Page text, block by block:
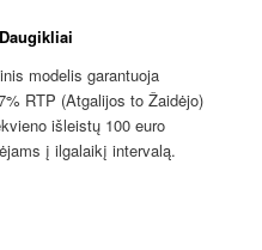
modelis garantuoja
RTP (Atgalijos to Žaidėjo)
išleistų 100 euro
į ilgalaikį intervalą.